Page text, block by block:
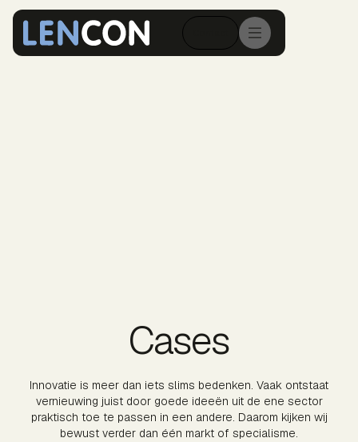
Cases
Innovatie is meer dan iets slims bedenken. Vaak ontstaat
vernieuwing juist door goede ideeën uit de ene sector
praktisch toe te passen in een andere. Daarom kijken wij
bewust verder dan één markt of specialisme.